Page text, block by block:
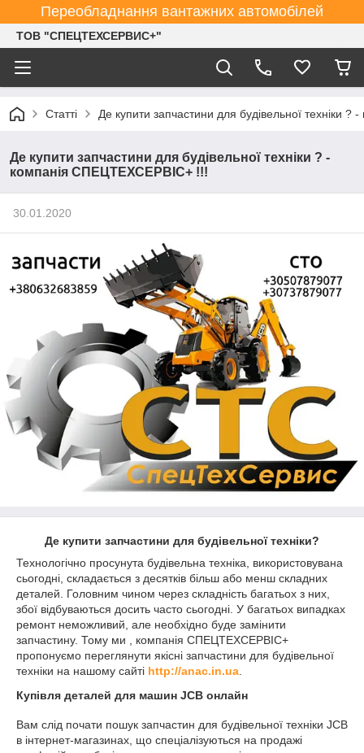
Переобладнання вантажних автомобілей
ТОВ "СПЕЦТЕХСЕРВИС+"
Статті Де купити запчастини для будівельної техніки
Де купити запчастини для будівельної техніки ? -
компанія СПЕЦТЕХСЕРВІС+ !!!
30.01.2020
Де купити запчастини для будівельної техніки?
Технологічно просунута будівельна техніка, використовувана
сьогодні, складається з десятків більш або менш складних
деталей. Головним чином через складність багатьох з них,
збої відбуваються досить часто сьогодні. У багатьох випадках
ремонт неможливий, але необхідно буде замінити
запчастину. Тому ми , компанія СПЕЦТЕХСЕРВІС+
пропонуємо переглянути якісні запчастини для будівельної
техніки на нашому сайті http://anac.in.ua
Купівля деталей для машин JCB онлайн
Вам слід почати пошук запчастин для будівельної техніки JCB
в інтернет-магазинах, що спеціалізуються на продажі